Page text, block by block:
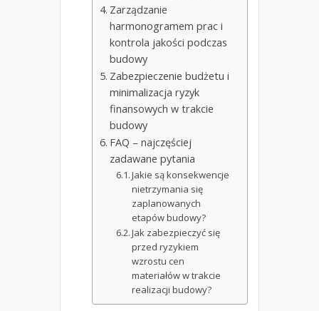
Zarządzanie
harmonogramem prac i
kontrola jakości podczas
budowy
Zabezpieczenie budżetu i
minimalizacja ryzyk
finansowych w trakcie
budowy
FAQ – najczęściej
zadawane pytania
Jakie są konsekwencje
nietrzymania się
zaplanowanych
etapów budowy?
Jak zabezpieczyć się
przed ryzykiem
wzrostu cen
materiałów w trakcie
realizacji budowy?